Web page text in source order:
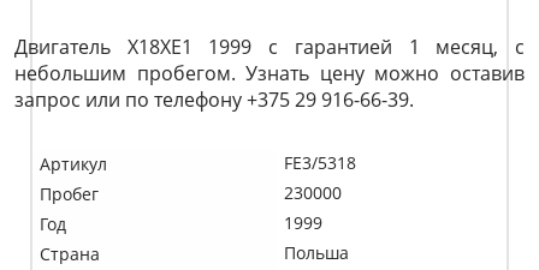
Двигатель X18XE1 1999 с гарантией 1 месяц, с
небольшим пробегом. Узнать цену можно оставив
запрос или по телефону +375 29 916-66-39.
Артикул
FE3/5318
Пробег
230000
Год
1999
Страна
Польша